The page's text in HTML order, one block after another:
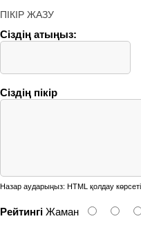
ПІКІР ЖАЗУ
Сіздің атыңыз:
Сіздің пікір
Назар аударыңыз: HTML қолдау
Рейтингі Жаман